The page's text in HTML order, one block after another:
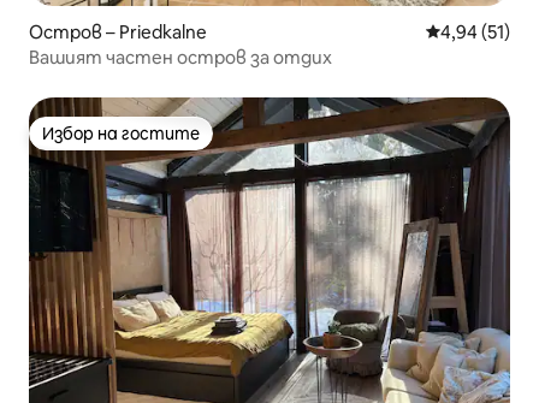
Остров – Priedkalne Средна
4,94 (51)
Вашият частен остров за отдих
Избор на гостите
Избор на гостите